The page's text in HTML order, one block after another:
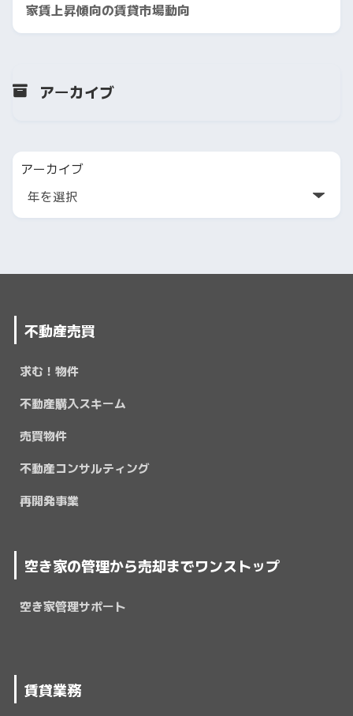
家賃上昇傾向の賃貸市場動向
アーカイブ
アーカイブ
不動産売買
求む！物件
不動産購入スキーム
売買物件
不動産コンサルティング
再開発事業
空き家の管理から売却までワンストップ
空き家管理サポート
賃貸業務